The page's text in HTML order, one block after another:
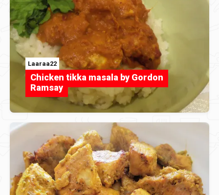
Laaraa22
Chicken tikka masala by Gordon
Ramsay